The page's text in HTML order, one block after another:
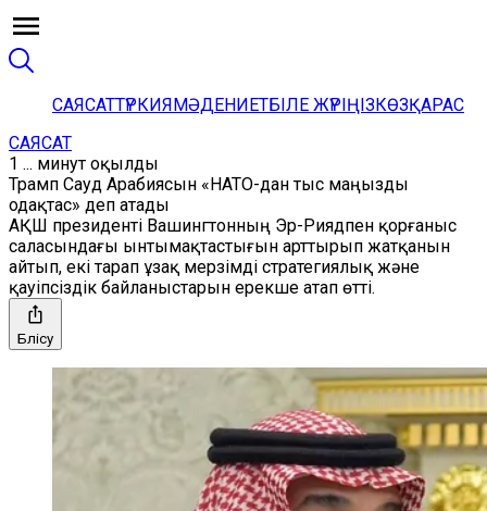
САЯСАТТҮРКИЯМӘДЕНИЕТБІЛЕ ЖҮРІҢІЗКӨЗҚАРАС
САЯСАТ
1 ... минут оқылды
Трамп Сауд Арабиясын «НАТО-дан тыс маңызды
одақтас» деп атады
АҚШ президенті Вашингтонның Эр-Риядпен қорғаныс
саласындағы ынтымақтастығын арттырып жатқанын
айтып, екі тарап ұзақ мерзімді стратегиялық және
қауіпсіздік байланыстарын ерекше атап өтті.
Бөлісу